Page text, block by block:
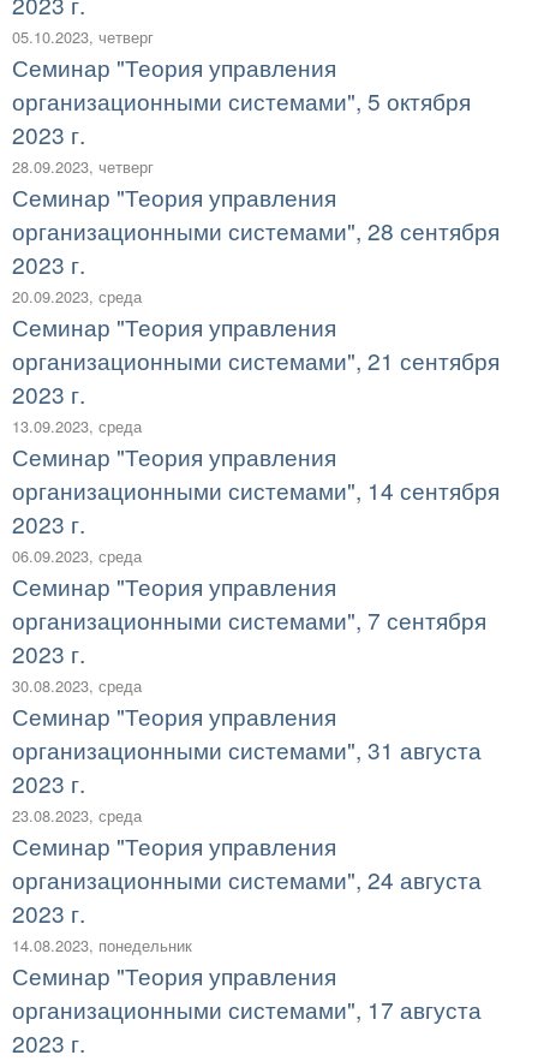
05.10.2023, четверг
Семинар "Теория управления
организационными системами", 5 октября
2023 г.
28.09.2023, четверг
Семинар "Теория управления
организационными системами", 28 сентября
2023 г.
20.09.2023, среда
Семинар "Теория управления
организационными системами", 21 сентября
2023 г.
13.09.2023, среда
Семинар "Теория управления
организационными системами", 14 сентября
2023 г.
06.09.2023, среда
Семинар "Теория управления
организационными системами", 7 сентября
2023 г.
30.08.2023, среда
Семинар "Теория управления
организационными системами", 31 августа
2023 г.
23.08.2023, среда
Семинар "Теория управления
организационными системами", 24 августа
2023 г.
14.08.2023, понедельник
Семинар "Теория управления
организационными системами", 17 августа
2023 г.